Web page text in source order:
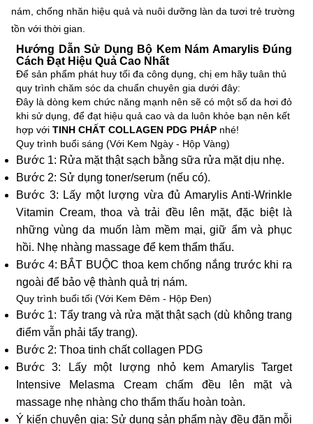
nám, chống nhăn hiệu quả và nuôi dưỡng làn da tươi trẻ trường
tồn với thời gian.
Hướng Dẫn Sử Dụng Bộ Kem Nám Amarylis Đúng
Cách Đạt Hiệu Quả Cao Nhất
Để sản phẩm phát huy tối đa công dụng, chị em hãy tuân thủ
quy trình chăm sóc da chuẩn chuyên gia dưới đây:
Đây là dòng kem chức năng mạnh nên sẽ có một số da hơi đỏ
khi sử dụng, để đạt hiệu quả cao và da luôn khỏe bạn nên kết
hợp với TINH CHẤT COLLAGEN PDG PHÁP nhé!
Quy trình buổi sáng (Với Kem Ngày - Hộp Vàng)
Bước 1: Rửa mặt thật sạch bằng sữa rửa mặt dịu nhẹ.
Bước 2: Sử dụng toner/serum (nếu có).
Bước 3: Lấy một lượng vừa đủ Amarylis Anti-Wrinkle
Vitamin Cream, thoa và trải đều lên mặt, đặc biệt là
những vùng da muốn làm mềm mại, giữ ẩm và phục
hồi. Nhẹ nhàng massage để kem thẩm thấu.
Bước 4: BẮT BUỘC thoa kem chống nắng trước khi ra
ngoài để bảo vệ thành quả trị nám.
Quy trình buổi tối (Với Kem Đêm - Hộp Đen)
Bước 1: Tẩy trang và rửa mặt thật sạch (dù không trang
điểm vẫn phải tẩy trang).
Bước 2: Thoa tinh chất collagen PDG
Bước 3: Lấy một lượng nhỏ kem Amarylis Target
Intensive Melasma Cream chấm đều lên mặt và
massage nhẹ nhàng cho thẩm thấu hoàn toàn.
Ý kiến chuyên gia: Sử dụng sản phẩm này đều đặn mỗi